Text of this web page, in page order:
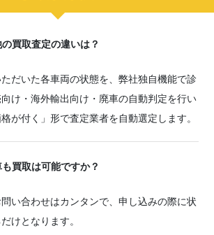
買取査定の違いは？
だいた各車両の状態を、弊社独自機能で診
け・海外輸出向け・廃車の自動判定を行い
格が付く」形で査定業者を自動選定します。
買取は可能ですか？
い合わせはカンタンで、申し込みの際に状
けとなります。